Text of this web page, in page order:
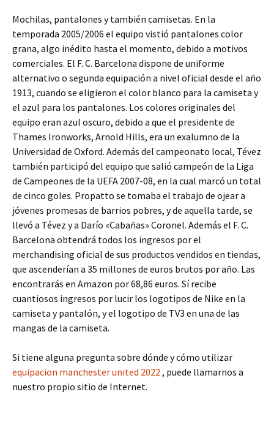
Mochilas, pantalones y también camisetas. En la
temporada 2005/2006 el equipo vistió pantalones color
grana, algo inédito hasta el momento, debido a motivos
comerciales. El F. C. Barcelona dispone de uniforme
alternativo o segunda equipación a nivel oficial desde el año
1913, cuando se eligieron el color blanco para la camiseta y
el azul para los pantalones. Los colores originales del
equipo eran azul oscuro, debido a que el presidente de
Thames Ironworks, Arnold Hills, era un exalumno de la
Universidad de Oxford. Además del campeonato local, Tévez
también participó del equipo que salió campeón de la Liga
de Campeones de la UEFA 2007-08, en la cual marcó un total
de cinco goles. Propatto se tomaba el trabajo de ojear a
jóvenes promesas de barrios pobres, y de aquella tarde, se
llevó a Tévez y a Darío «Cabañas» Coronel. Además el F. C.
Barcelona obtendrá todos los ingresos por el
merchandising oficial de sus productos vendidos en tiendas,
que ascenderían a 35 millones de euros brutos por año. Las
encontrarás en Amazon por 68,86 euros. Sí recibe
cuantiosos ingresos por lucir los logotipos de Nike en la
camiseta y pantalón, y el logotipo de TV3 en una de las
mangas de la camiseta.
Si tiene alguna pregunta sobre dónde y cómo utilizar
equipacion manchester united 2022, puede llamarnos a
nuestro propio sitio de Internet.